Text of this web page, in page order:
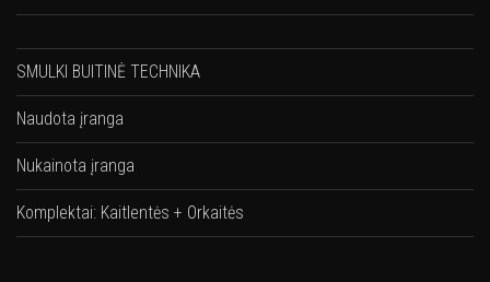
SMULKI BUITINĖ TECHNIKA
Naudota įranga
Nukainota įranga
Komplektai: Kaitlentės + Orkaitės